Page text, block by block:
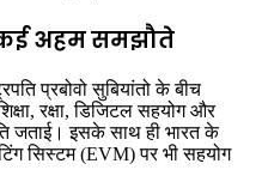
अहम समझौते
प्रबोवो सुबियांतो के बीच
शिक्षा, रक्षा, डिजिटल सहयोग और
जताई। इसके साथ ही भारत के
सिस्टम (EVM) पर भी सहयोग